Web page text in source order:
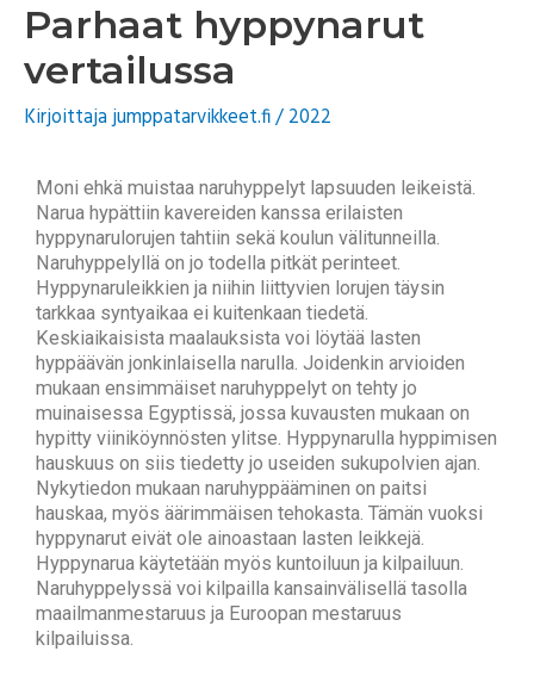
Parhaat hyppynarut
vertailussa
Kirjoittajajumppatarvikkeet.fi/2022
Moni ehkä muistaa naruhyppelyt lapsuuden leikeistä.
Narua hypättiin kavereiden kanssa erilaisten
hyppynarulorujen tahtiin sekä koulun välitunneilla.
Naruhyppelyllä on jo todella pitkät perinteet.
Hyppynaruleikkien ja niihin liittyvien lorujen täysin
tarkkaa syntyaikaa ei kuitenkaan tiedetä.
Keskiaikaisista maalauksista voi löytää lasten
hyppäävän jonkinlaisella narulla. Joidenkin arvioiden
mukaan ensimmäiset naruhyppelyt on tehty jo
muinaisessa Egyptissä, jossa kuvausten mukaan on
hypitty viiniköynnösten ylitse. Hyppynarulla hyppimisen
hauskuus on siis tiedetty jo useiden sukupolvien ajan.
Nykytiedon mukaan naruhyppääminen on paitsi
hauskaa, myös äärimmäisen tehokasta. Tämän vuoksi
hyppynarut eivät ole ainoastaan lasten leikkejä.
Hyppynarua käytetään myös kuntoiluun ja kilpailuun.
Naruhyppelyssä voi kilpailla kansainvälisellä tasolla
maailmanmestaruus ja Euroopan mestaruus
kilpailuissa.